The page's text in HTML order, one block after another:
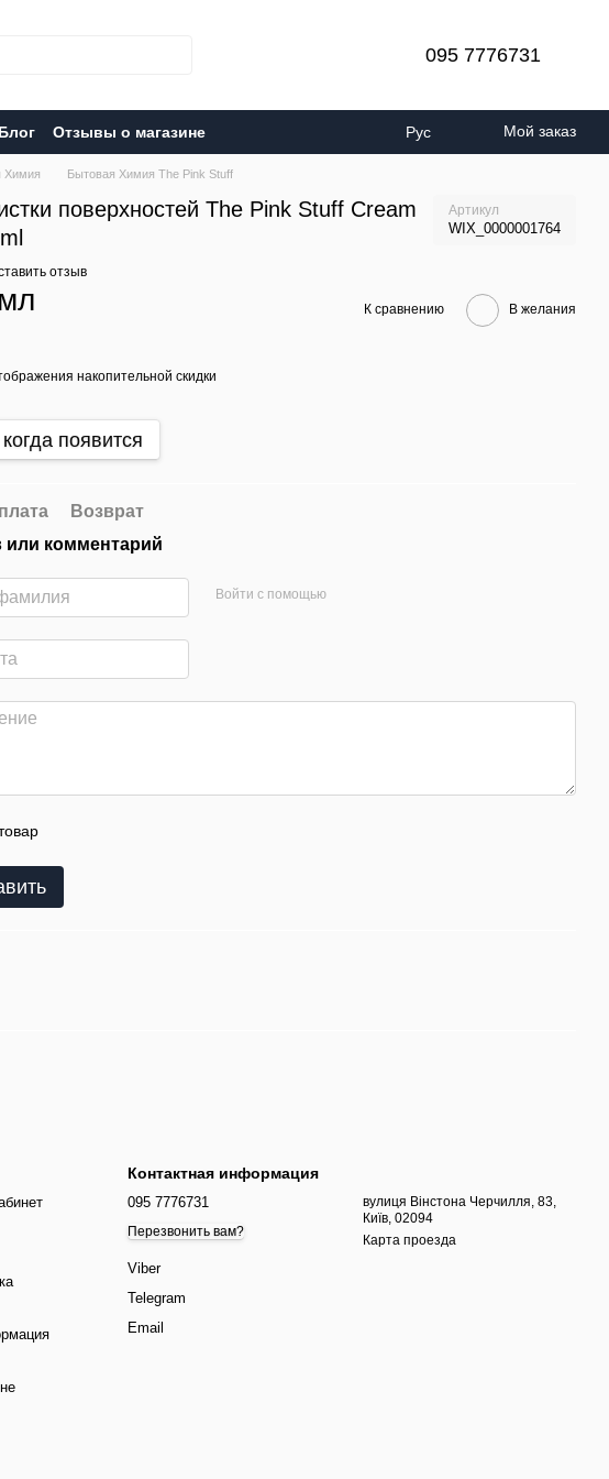
095 7776731
Блог Отзывы о магазине Рус Мой заказ
Химия Бытовая Химия The Pink Stuff
поверхностей The Pink Stuff Cream
Артикул
WIX_0000001764
отзыв
К сравнению В желания
накопительной скидки
появится
Возврат
комментарий
Войти с помощью
Контактная информация
095 7776731
Перезвонить вам?
Viber
Telegram
Email
вулиця Вінстона Черчилля, 83,
Київ, 02094
Карта проезда